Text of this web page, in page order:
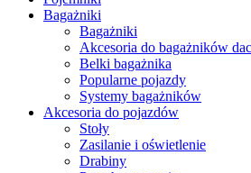
Bagażniki
Bagażniki
Akcesoria do bagażników
Belki bagażnika
Popularne pojazdy
Systemy bagażników
Akcesoria do pojazdów
Stoły
Zasilanie i oświetlenie
Drabiny